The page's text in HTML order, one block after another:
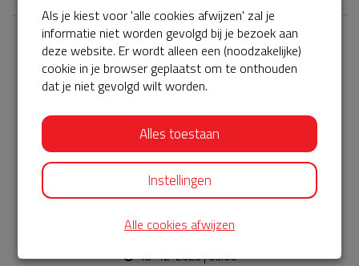
Laatste donaties
Bekijk alle
€ 10
Anoniem
18-12-2023 | 09:20
€ 10
Anoniem
18-12-2023 | 09:06
Als je kiest voor 'alle cookies afwijzen' zal je
informatie niet worden gevolgd bij je bezoek aan
deze website. Er wordt alleen een (noodzakelijke)
cookie in je browser geplaatst om te onthouden
dat je niet gevolgd wilt worden.
Alles toestaan
Instellingen
Alle cookies afwijzen